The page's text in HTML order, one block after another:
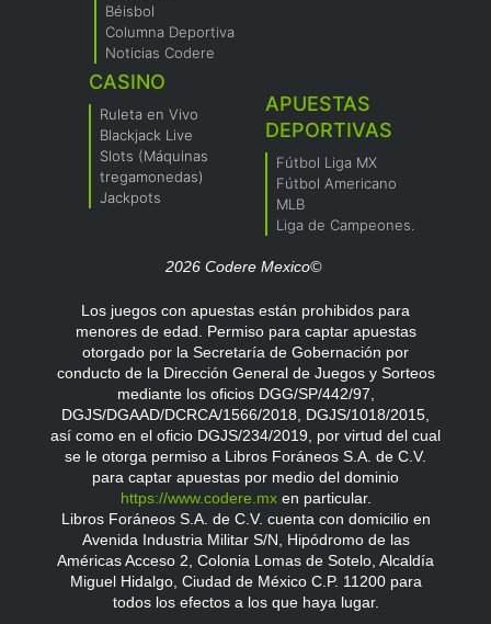
Béisbol
Columna Deportiva
Noticias Codere
CASINO
Ruleta en Vivo
Blackjack Live
Slots (Máquinas
tregamonedas)
Jackpots
APUESTAS
DEPORTIVAS
Fútbol Liga MX
Fútbol Americano
MLB
Liga de Campeones.
2026 Codere Mexico©
Los juegos con apuestas están prohibidos para
menores de edad. Permiso para captar apuestas
otorgado por la Secretaría de Gobernación por
conducto de la Dirección General de Juegos y Sorteos
mediante los oficios DGG/SP/442/97,
DGJS/DGAAD/DCRCA/1566/2018, DGJS/1018/2015,
así como en el oficio DGJS/234/2019, por virtud del cual
se le otorga permiso a Libros Foráneos S.A. de C.V.
para captar apuestas por medio del dominio
https://www.codere.mxen particular.
Libros Foráneos S.A. de C.V. cuenta con domicilio en
Avenida Industria Militar S/N, Hipódromo de las
Américas Acceso 2, Colonia Lomas de Sotelo, Alcaldía
Miguel Hidalgo, Ciudad de México C.P. 11200 para
todos los efectos a los que haya lugar.